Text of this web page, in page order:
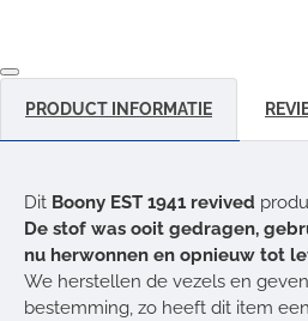
PRODUCT INFORMATIE
Dit Boony EST 1941 revived
De stof was ooit gedragen,
nu herwonnen en opnieuw tot
We herstellen de vezels en
bestemming, zo heeft dit item